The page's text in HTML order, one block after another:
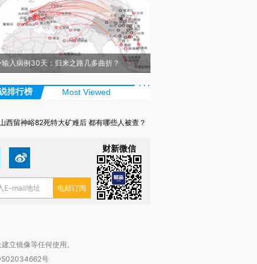
入病例30天：归来之路几多曲折？
排行榜 Most Viewed
西留神峪82死特大矿难后 都有哪些人被查？
财新微信
立镜像等任何使用。
号